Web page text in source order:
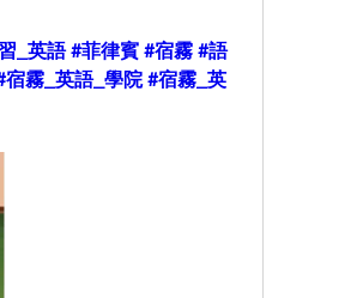
_英語 #菲律賓 #宿霧 #語
宿霧_英語_學院 #宿霧_英